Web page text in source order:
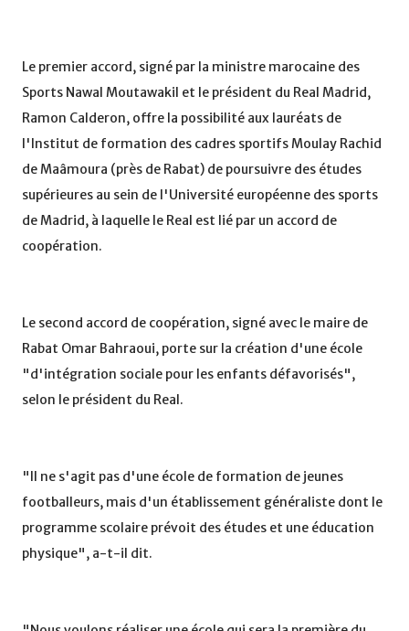
Le premier accord, signé par la ministre marocaine des
Sports Nawal Moutawakil et le président du Real Madrid,
Ramon Calderon, offre la possibilité aux lauréats de
l'Institut de formation des cadres sportifs Moulay Rachid
de Maâmoura (près de Rabat) de poursuivre des études
supérieures au sein de l'Université européenne des sports
de Madrid, à laquelle le Real est lié par un accord de
coopération.
Le second accord de coopération, signé avec le maire de
Rabat Omar Bahraoui, porte sur la création d'une école
"d'intégration sociale pour les enfants défavorisés",
selon le président du Real.
"Il ne s'agit pas d'une école de formation de jeunes
footballeurs, mais d'un établissement généraliste dont le
programme scolaire prévoit des études et une éducation
physique", a-t-il dit.